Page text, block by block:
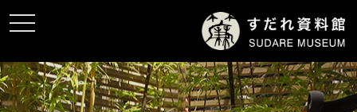
toggle
navigation